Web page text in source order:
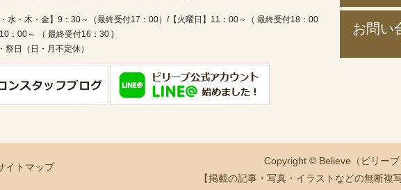
・水・木・金】9：30～（最終受付17：00）/【火曜日】11：00～（ 最終受付18：00
：00～ （ 最終受付16：30 )
日（日・月不定休）
お問い
イトマップ
Copyright © Believe（ビリーブ
【掲載の記事・写真・イラストなどの無断複